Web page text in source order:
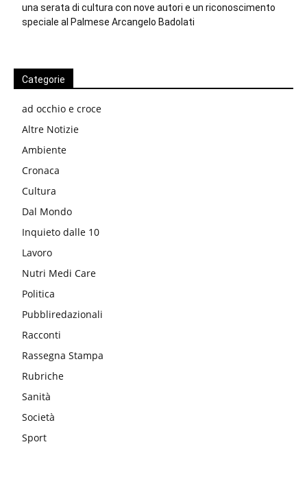
una serata di cultura con nove autori e un riconoscimento
speciale al Palmese Arcangelo Badolati
Categorie
ad occhio e croce
Altre Notizie
Ambiente
Cronaca
Cultura
Dal Mondo
Inquieto dalle 10
Lavoro
Nutri Medi Care
Politica
Pubbliredazionali
Racconti
Rassegna Stampa
Rubriche
Sanità
Società
Sport